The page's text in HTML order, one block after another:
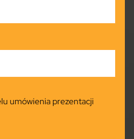
umówienia prezentacji